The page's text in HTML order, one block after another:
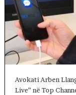
Avokati Arben
Live” në Top